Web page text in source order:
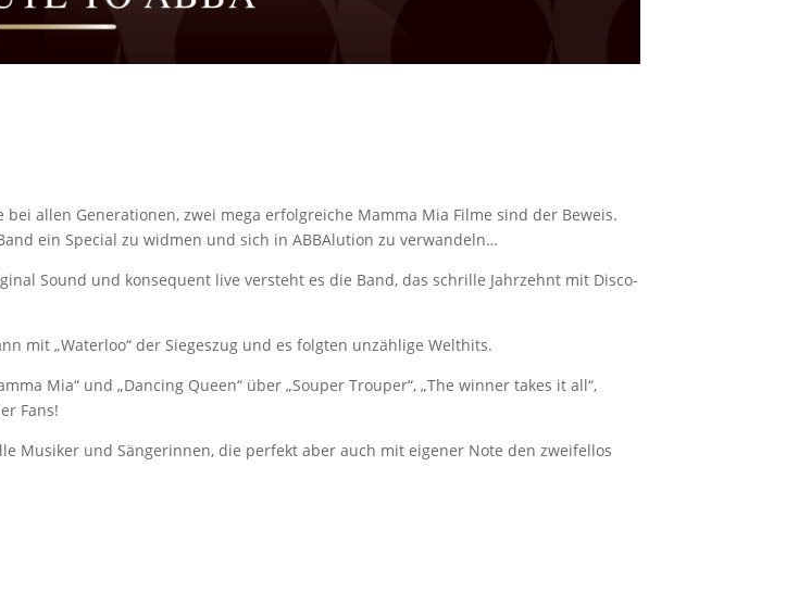
allen Generationen, zwei mega erfolgreiche Mamma Mia Filme sind der Beweis.
ein Special zu widmen und sich in ABBAlution zu verwandeln…
Sound und konsequent live versteht es die Band, das schrille Jahrzehnt mit Disco-
mit „Waterloo“ der Siegeszug und es folgten unzählige Welthits.
Mia“ und „Dancing Queen“ über „Souper Trouper“, „The winner takes it all“,
Fans!
Musiker und Sängerinnen, die perfekt aber auch mit eigener Note den zweifellos